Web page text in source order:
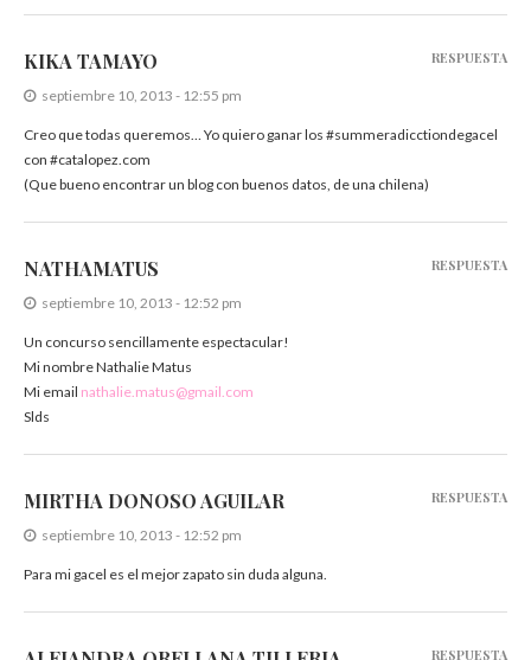
KIKA TAMAYO
septiembre 10, 2013 - 12:55 pm
Creo que todas queremos… Yo quiero ganar los #summeradicctiondegacel
con #catalopez.com
(Que bueno encontrar un blog con buenos datos, de una chilena)
RESPUESTA
NATHAMATUS
septiembre 10, 2013 - 12:52 pm
Un concurso sencillamente espectacular!
Mi nombre Nathalie Matus
Mi email nathalie.matus@gmail.com
Slds
RESPUESTA
MIRTHA DONOSO AGUILAR
septiembre 10, 2013 - 12:52 pm
Para mi gacel es el mejor zapato sin duda alguna.
RESPUESTA
RESPUESTA